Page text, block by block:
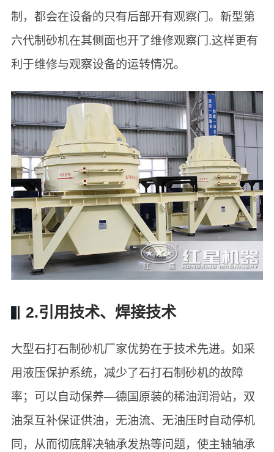
制，都会在设备的只有后部开有观察门。新型第
六代制砂机在其侧面也开了维修观察门.这样更有
利于维修与观察设备的运转情况。
2.引用技术、焊接技术
大型石打石制砂机厂家优势在于技术先进。如采
用液压保护系统，减少了石打石制砂机的故障
率；可以自动保养—德国原装的稀油润滑站，双
油泵互补保证供油，无油流、无油压时自动停机
同，从而彻底解决轴承发热等问题，使主轴轴承